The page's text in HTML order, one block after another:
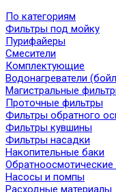
По категориям
Фильтры под мойку
Пурифайеры
Смесители
Комплектующие
Водонагреватели
Магистральные
Проточные фильтры
Фильтры обратного
Фильтры кувшины
Фильтры насадки
Накопительные баки
Насосы и помпы
Расходные материалы